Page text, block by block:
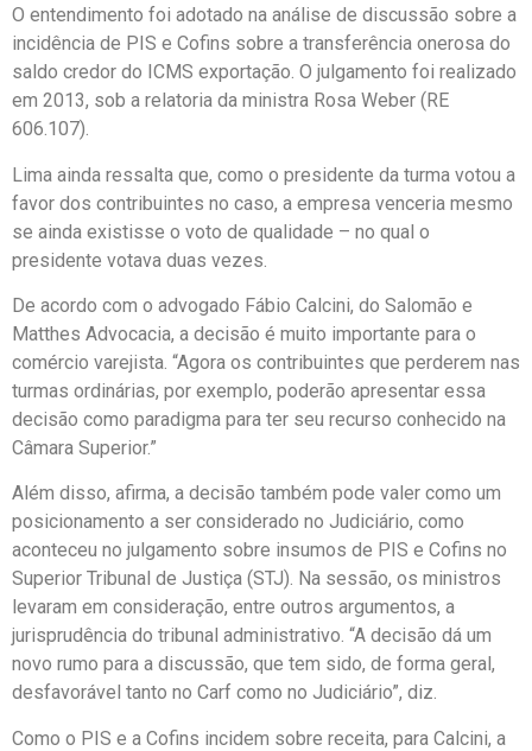
O entendimento foi adotado na análise de discussão sobre a
incidência de PIS e Cofins sobre a transferência onerosa do
saldo credor do ICMS exportação. O julgamento foi realizado
em 2013, sob a relatoria da ministra Rosa Weber (RE
606.107).
Lima ainda ressalta que, como o presidente da turma votou a
favor dos contribuintes no caso, a empresa venceria mesmo
se ainda existisse o voto de qualidade – no qual o
presidente votava duas vezes.
De acordo com o advogado Fábio Calcini, do Salomão e
Matthes Advocacia, a decisão é muito importante para o
comércio varejista. “Agora os contribuintes que perderem nas
turmas ordinárias, por exemplo, poderão apresentar essa
decisão como paradigma para ter seu recurso conhecido na
Câmara Superior.”
Além disso, afirma, a decisão também pode valer como um
posicionamento a ser considerado no Judiciário, como
aconteceu no julgamento sobre insumos de PIS e Cofins no
Superior Tribunal de Justiça (STJ). Na sessão, os ministros
levaram em consideração, entre outros argumentos, a
jurisprudência do tribunal administrativo. “A decisão dá um
novo rumo para a discussão, que tem sido, de forma geral,
desfavorável tanto no Carf como no Judiciário”, diz.
Como o PIS e a Cofins incidem sobre receita, para Calcini, a